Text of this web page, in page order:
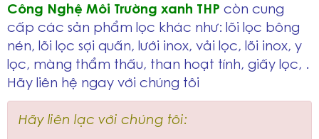
Công Nghệ Môi Trường xanh THP còn cung
cấp các sản phẩm lọc khác như: lõi lọc bông
nén, lõi lọc sợi quấn, lưới inox, vải lọc, lõi inox, y
lọc, màng thẩm thấu, than hoạt tính, giấy lọc, .
Hãy liên hệ ngay với chúng tôi
Hãy liên lạc với chúng tôi: